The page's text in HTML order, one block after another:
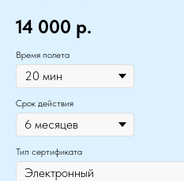
14 000 р.
Время полета
Срок действия
Тип сертификата